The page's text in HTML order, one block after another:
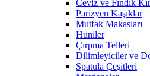
Ceviz ve Fındık
Parizyen Kaşıklar
Mutfak Makasları
Huniler
Çırpma Telleri
Dilimleyiciler ve
Spatula Çeşitleri